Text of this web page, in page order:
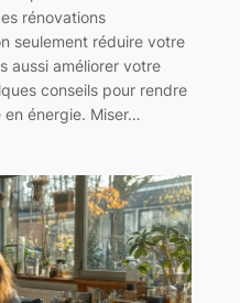
rénovations
seulement réduire votre
aussi améliorer votre
conseils pour rendre
énergie. Miser…